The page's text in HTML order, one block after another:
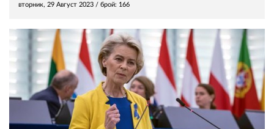
вторник, 29 Август 2023 / брой: 166